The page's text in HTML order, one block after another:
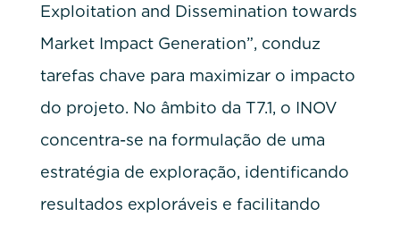
Exploitation and Dissemination towards
Market Impact Generation”, conduz
tarefas chave para maximizar o impacto
do projeto. No âmbito da T7.1, o INOV
concentra-se na formulação de uma
estratégia de exploração, identificando
resultados exploráveis e facilitando